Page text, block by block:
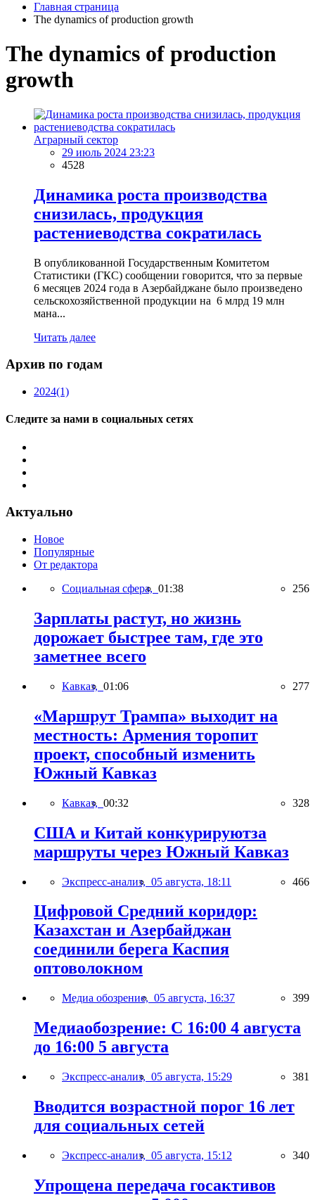
Главная страница
The dynamics of production growth
The dynamics of production
growth
Аграрный сектор
29 июль 2024 23:23
4528
Динамика роста производства
снизилась, продукция
растениеводства сократилась
В опубликованной Государственным Комитетом
Статистики (ГКС) сообщении говорится, что за первые
6 месяцев 2024 года в Азербайджане было произведено
сельскохозяйственной продукции на 6 млрд 19 млн
мана...
Читать далее
Архив по годам
2024(1)
Следите за нами в социальных сетях
Актуально
Новое
Популярные
От редактора
Социальная сфера, 01:38 256
Зарплаты растут, но жизнь
дорожает быстрее там, где это
заметнее всего
Кавказ, 01:06 277
«Маршрут Трампа» выходит на
местность: Армения торопит
проект, способный изменить
Южный Кавказ
Кавказ, 00:32 328
США и Китай конкурируютза
маршруты через Южный Кавказ
Экспресс-анализ, 05 августа, 18:11 466
Цифровой Средний коридор:
Казахстан и Азербайджан
соединили берега Каспия
оптоволокном
Медиа обозрение, 05 августа, 16:37 399
Медиаобозрение: С 16:00 4 августа
до 16:00 5 августа
Экспресс-анализ, 05 августа, 15:29 381
Вводится возрастной порог 16 лет
для социальных сетей
Экспресс-анализ, 05 августа, 15:12 340
Упрощена передача госактивов